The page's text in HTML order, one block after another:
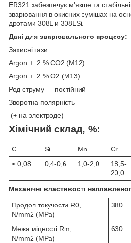
ER321 забезпечує м'якше та
зварювання в окисних сумішах на
дротами 308L и 308LSi.
Дані для зварювального процесу:
Захисні гази:
Argon + 2 % CO2 (M12)
Argon + 2 % O2 (M13)
Род струму — постійний
Зворотна полярність
(+ на электроде)
Хімічний склад, %:
C Si Mn Cr
≤ 0,08
0,4-0,6 1,0-2,0
18,5-
20,0
Механічні властивості
Предел текучести R0,
N/mm2 (MPa)
380
Межа міцності Rm,
N/mm2 (MPa)
630